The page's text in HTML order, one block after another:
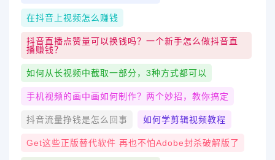
在抖音上视频怎么赚钱
抖音直播点赞量可以换钱吗？一个新手怎么做抖音直
播赚钱？
如何从长视频中截取一部分，3种方式都可以
手机视频的画中画如何制作？两个妙招，教你搞定
抖音流量挣钱是怎么回事 如何学剪辑视频教程
Get这些正版替代软件 再也不怕Adobe封杀破解版了